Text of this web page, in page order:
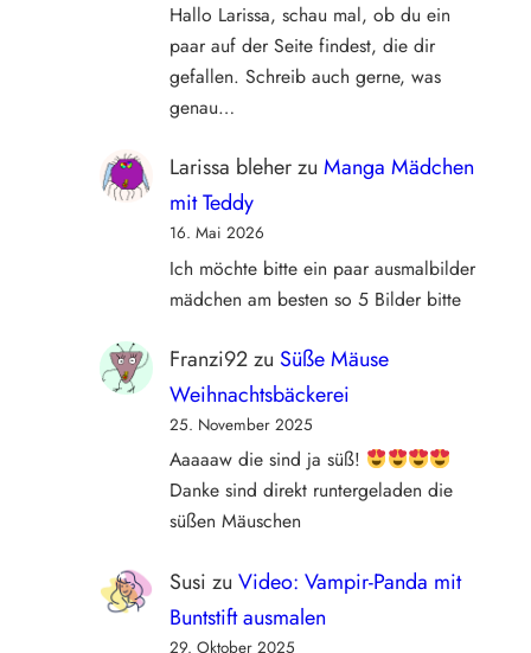
Hallo Larissa, schau mal, ob du ein
paar auf der Seite findest, die dir
gefallen. Schreib auch gerne, was
genau…
Larissa bleherzu Manga Mädchen
mit Teddy
16. Mai 2026
Ich möchte bitte ein paar ausmalbilder
mädchen am besten so 5 Bilder bitte
Franzi92zu Süße Mäuse
Weihnachtsbäckerei
25. November 2025
Aaaaaw die sind ja süß!
Danke sind direkt runtergeladen die
süßen Mäuschen
Susi zu Video: Vampir-Panda mit
Buntstift ausmalen
29. Oktober 2025